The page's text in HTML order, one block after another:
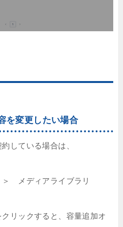
を変更したい場合
している場合は、
メディアライブラリ
リックすると、容量追加オ